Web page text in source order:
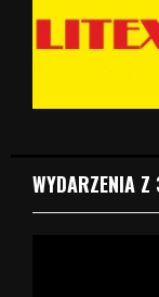
WYDARZENIA